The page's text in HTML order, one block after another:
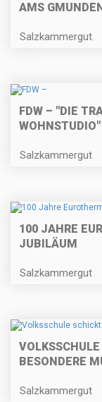
AMS GMUNDEN
Salzkammergut
FDW – "DIE
WOHNSTUDIO"
Salzkammergut
100 JAHRE
JUBILÄUM
Salzkammergut
BESONDERE
Salzkammergut